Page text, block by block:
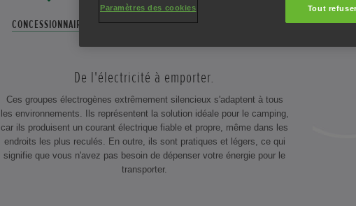
CONCESSIONNAIRE BROCHURE
De l'électricité à emporter.
Ces groupes électrogènes extrêmement silencieux s'adaptent à tous
les environnements. Ils représentent la solution idéale pour le camping,
car ils produisent un courant électrique fiable et propre, même dans les
endroits les plus reculés. En outre, ils sont pratiques et légers, ce qui
signifie que vous n'avez pas besoin de dépenser votre énergie pour le
transporter.
Tout refuser
Paramètres des cookies